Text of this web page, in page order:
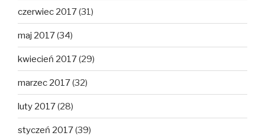
czerwiec 2017(31)
maj 2017(34)
kwiecień 2017(29)
marzec 2017(32)
luty 2017(28)
styczeń 2017(39)